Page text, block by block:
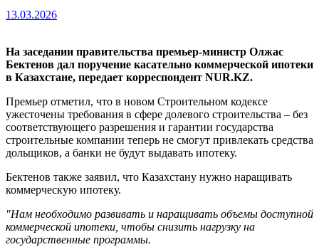
13.03.2026
На заседании правительства премьер-министр Олжас
Бектенов дал поручение касательно коммерческой ипотеки
в Казахстане, передает корреспондент NUR.KZ.
Премьер отметил, что в новом Строительном кодексе
ужесточены требования в сфере долевого строительства – без
соответствующего разрешения и гарантии государства
строительные компании теперь не смогут привлекать средства
дольщиков, а банки не будут выдавать ипотеку.
Бектенов также заявил, что Казахстану нужно наращивать
коммерческую ипотеку.
"Нам необходимо развивать и наращивать объемы доступной
коммерческой ипотеки, чтобы снизить нагрузку на
государственные программы.